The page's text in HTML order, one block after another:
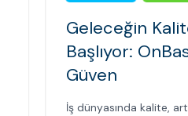
Geleceğin
Başlıyor:
Güven
İş dünyasında kalite,